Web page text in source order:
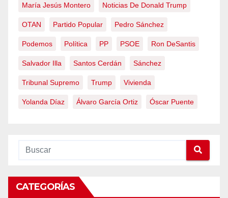
María Jesús Montero Noticias De Donald Trump
OTAN Partido Popular Pedro Sánchez
Podemos Política PP PSOE Ron DeSantis
Salvador Illa Santos Cerdán Sánchez
Tribunal Supremo Trump Vivienda
Yolanda Díaz Álvaro García Ortiz Óscar Puente
CATEGORÍAS